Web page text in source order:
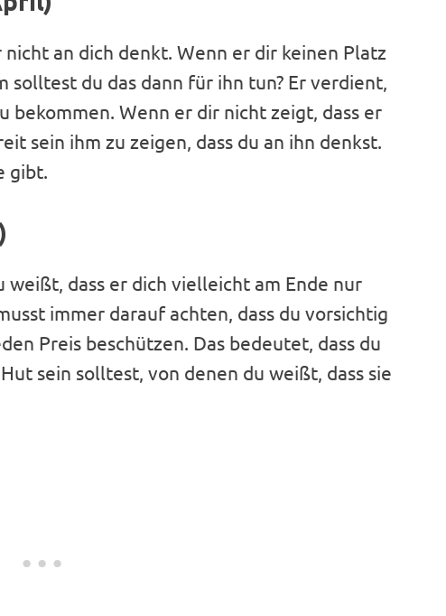
an dich denkt. Wenn er dir keinen Platz
solltest du das dann für ihn tun? Er verdient,
bekommen. Wenn er dir nicht zeigt, dass er
sein ihm zu zeigen, dass du an ihn denkst.
gibt.
dass er dich vielleicht am Ende nur
immer darauf achten, dass du vorsichtig
Preis beschützen. Das bedeutet, dass du
sein solltest, von denen du weißt, dass sie